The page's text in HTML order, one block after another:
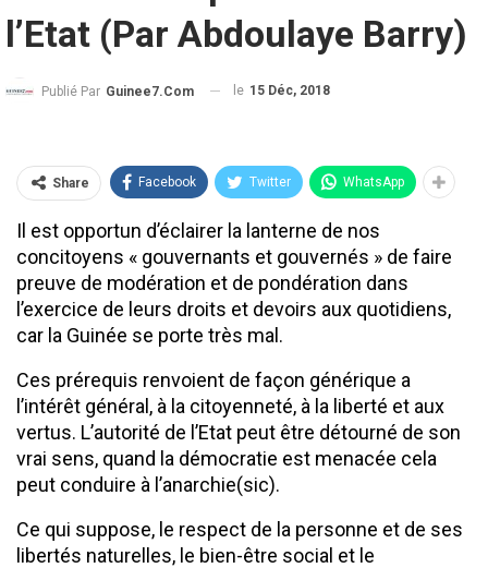
l’Etat (Par Abdoulaye Barry)
Publié Par Guinee7.com le 15 Déc, 2018
Share Facebook Twitter WhatsApp
Il est opportun d’éclairer la lanterne de nos
concitoyens « gouvernants et gouvernés » de faire
preuve de modération et de pondération dans
l’exercice de leurs droits et devoirs aux quotidiens,
car la Guinée se porte très mal.
Ces prérequis renvoient de façon générique a
l’intérêt général, à la citoyenneté, à la liberté et aux
vertus. L’autorité de l’Etat peut être détourné de son
vrai sens, quand la démocratie est menacée cela
peut conduire à l’anarchie(sic).
Ce qui suppose, le respect de la personne et de ses
libertés naturelles, le bien-être social et le